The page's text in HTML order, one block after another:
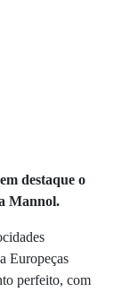
destaque o
Mannol.
Europeças
perfeito, com